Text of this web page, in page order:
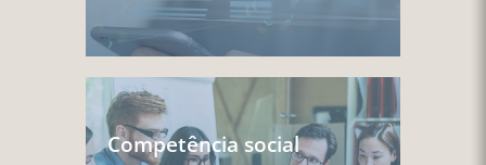
Competência social